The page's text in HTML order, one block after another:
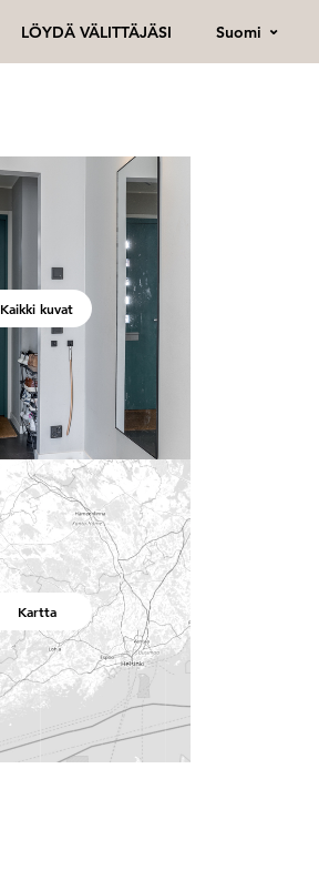
LÖYDÄ VÄLITTÄJÄSI Suomi
Kaikki kuvat
Kartta